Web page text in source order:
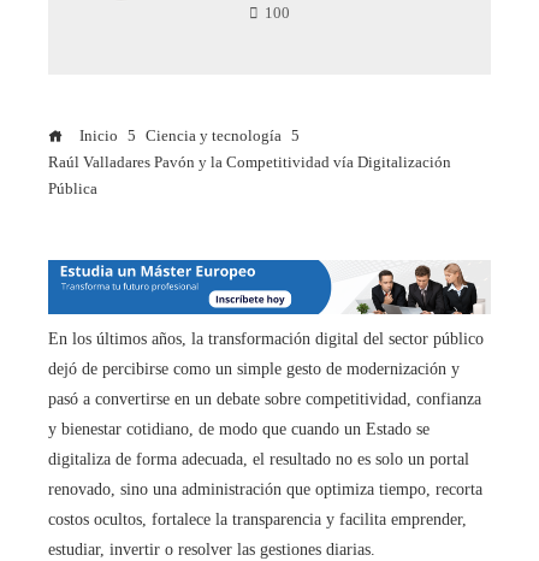
100
Inicio
Ciencia y tecnología
Raúl Valladares Pavón y la Competitividad vía Digitalización
Pública
En los últimos años, la transformación digital del sector público
dejó de percibirse como un simple gesto de modernización y
pasó a convertirse en un debate sobre competitividad, confianza
y bienestar cotidiano, de modo que cuando un Estado se
digitaliza de forma adecuada, el resultado no es solo un portal
renovado, sino una administración que optimiza tiempo, recorta
costos ocultos, fortalece la transparencia y facilita emprender,
estudiar, invertir o resolver las gestiones diarias.